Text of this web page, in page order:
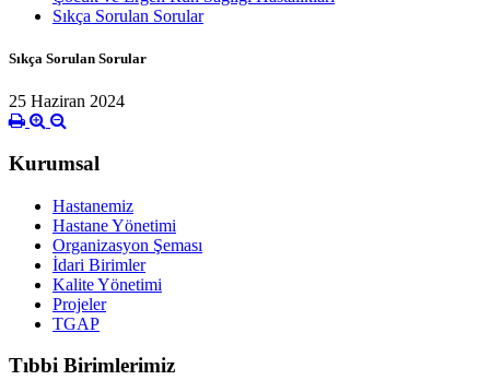
Sıkça Sorulan Sorular
Sıkça Sorulan Sorular
25 Haziran 2024
Kurumsal
Hastanemiz
Hastane Yönetimi
Organizasyon Şeması
İdari Birimler
Kalite Yönetimi
Projeler
TGAP
Tıbbi Birimlerimiz